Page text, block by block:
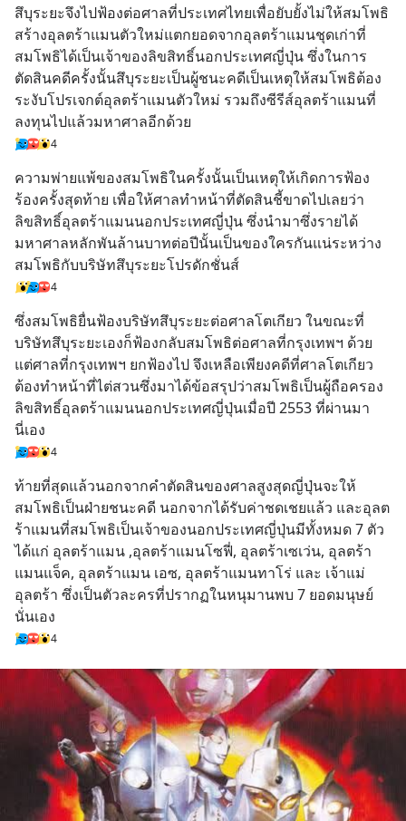
สึบุระยะจึงไปฟ้องต่อศาลที่ประเทศไทยเพื่อยับยั้งไม่ให้สมโพธิ
สร้างอุลตร้าแมนตัวใหม่แตกยอดจากอุลตร้าแมนชุดเก่าที่
สมโพธิได้เป็นเจ้าของลิขสิทธิ์นอกประเทศญี่ปุ่น ซึ่งในการ
ตัดสินคดีครั้งนั้นสึบุระยะเป็นผู้ชนะคดีเป็นเหตุให้สมโพธิต้อง
ระงับโปรเจกต์อุลตร้าแมนตัวใหม่ รวมถึงซีรีส์อุลตร้าแมนที่
ลงทุนไปแล้วมหาศาลอีกด้วย
4
ความพ่ายแพ้ของสมโพธิในครั้งนั้นเป็นเหตุให้เกิดการฟ้อง
ร้องครั้งสุดท้าย เพื่อให้ศาลทำหน้าที่ตัดสินชี้ขาดไปเลยว่า
ลิขสิทธิ์อุลตร้าแมนนอกประเทศญี่ปุ่น ซึ่งนำมาซึ่งรายได้
มหาศาลหลักพันล้านบาทต่อปีนั้นเป็นของใครกันแน่ระหว่าง
สมโพธิกับบริษัทสึบุระยะโปรดักชั่นส์
4
ซึ่งสมโพธิยื่นฟ้องบริษัทสึบุระยะต่อศาลโตเกียว ในขณะที่
บริษัทสึบุระยะเองก็ฟ้องกลับสมโพธิต่อศาลที่กรุงเทพฯ ด้วย
แต่ศาลที่กรุงเทพฯ ยกฟ้องไป จึงเหลือเพียงคดีที่ศาลโตเกียว
ต้องทำหน้าที่ไต่สวนซึ่งมาได้ข้อสรุปว่าสมโพธิเป็นผู้ถือครอง
ลิขสิทธิ์อุลตร้าแมนนอกประเทศญี่ปุ่นเมื่อปี 2553 ที่ผ่านมา
นี่เอง
4
ท้ายที่สุดแล้วนอกจากคำตัดสินของศาลสูงสุดญี่ปุ่นจะให้
สมโพธิเป็นฝ่ายชนะคดี นอกจากได้รับค่าชดเชยแล้ว และอุลต
ร้าแมนที่สมโพธิเป็นเจ้าของนอกประเทศญี่ปุ่นมีทั้งหมด 7 ตัว
ได้แก่ อุลตร้าแมน ,อุลตร้าแมนโซฟี่, อุลตร้าเซเว่น, อุลตร้า
แมนแจ็ค, อุลตร้าแมน เอซ, อุลตร้าแมนทาโร่ และ เจ้าแม่
อุลตร้า ซึ่งเป็นตัวละครที่ปรากฏในหนุมานพบ 7 ยอดมนุษย์
นั่นเอง
4